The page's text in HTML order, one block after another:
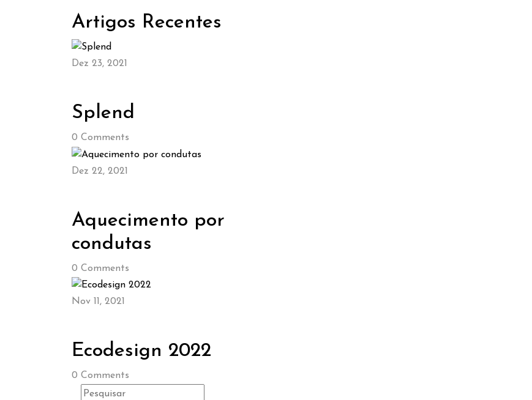
Artigos Recentes
Dez 23, 2021
Splend
0 Comments
Dez 22, 2021
Aquecimento por
condutas
0 Comments
Nov 11, 2021
Ecodesign 2022
0 Comments